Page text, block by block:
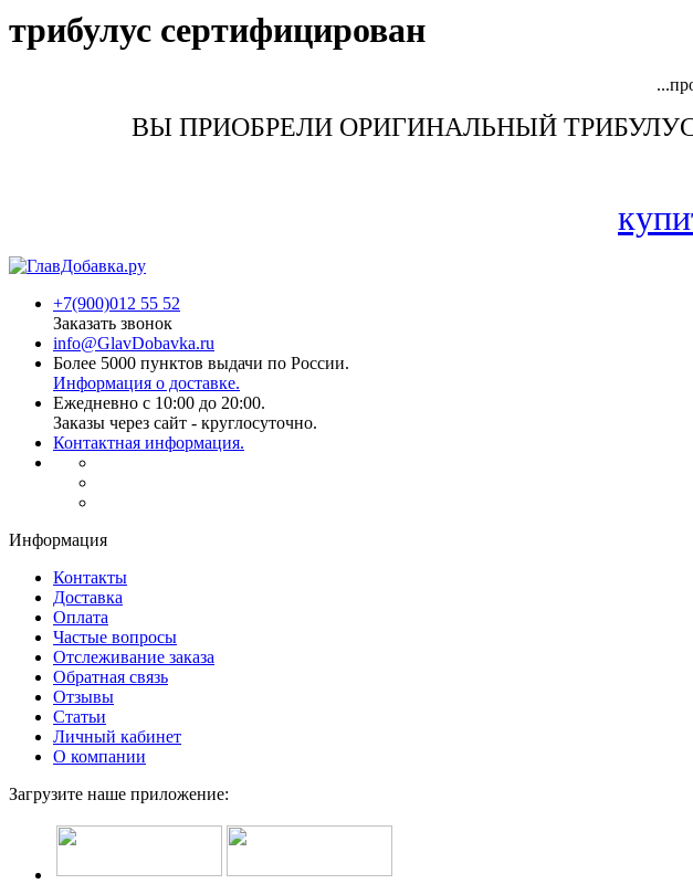
трибулус сертифицирован
ВЫ ПРИОБРЕЛИ ОРИГИНАЛЬНЫЙ
+7(900)012 55 52
Заказать звонок
info@GlavDobavka.ru
Более 5000 пунктов выдачи по России.
Информация о доставке.
Ежедневно с 10:00 до 20:00.
Заказы через сайт - круглосуточно.
Контактная информация.
Информация
Контакты
Доставка
Оплата
Частые вопросы
Отслеживание заказа
Обратная связь
Отзывы
Статьи
Личный кабинет
О компании
Загрузите наше приложение: